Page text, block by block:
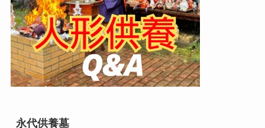
永代供養墓